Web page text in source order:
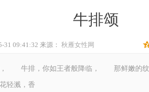
牛排颂
31 09:41:32 来源： 秋雁女性网
牛排，你如王者般降临， 那鲜嫩的纹
轻溅，香